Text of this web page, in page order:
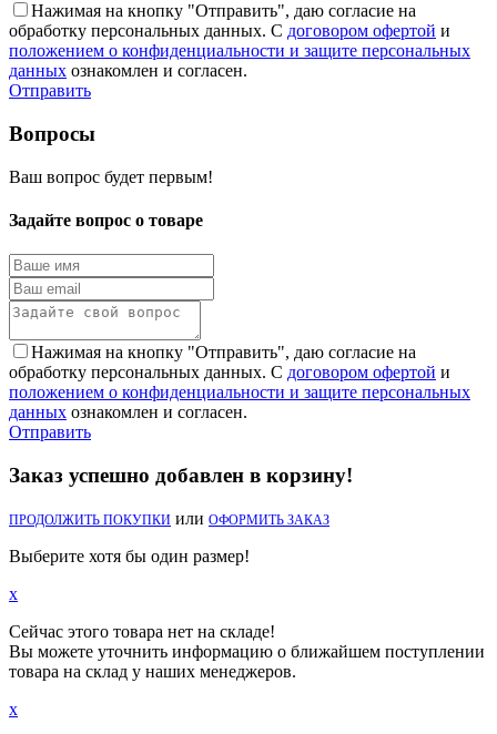
Нажимая на кнопку "Отправить", даю согласие на
обработку персональных данных. С договором офертой и
положением о конфиденциальности и защите персональных
данных ознакомлен и согласен.
Отправить
Вопросы
Ваш вопрос будет первым!
Задайте вопрос о товаре
Нажимая на кнопку "Отправить", даю согласие на
обработку персональных данных. С договором офертой и
положением о конфиденциальности и защите персональных
данных ознакомлен и согласен.
Отправить
Заказ успешно добавлен в корзину!
ПРОДОЛЖИТЬ ПОКУПКИ или ОФОРМИТЬ ЗАКАЗ
Выберите хотя бы один размер!
x
Сейчас этого товара нет на складе!
Вы можете уточнить информацию о ближайшем поступлении
товара на склад у наших менеджеров.
x